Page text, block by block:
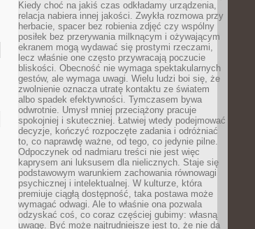
Kiedy choć na jakiś czas odkładamy urządzenia,
relacja nabiera innej jakości. Zwykła rozmowa przy
herbacie, spacer bez robienia zdjęć czy wspólny
posiłek bez przerywania milknącym i ożywającym
ekranem mogą wydawać się prostymi rzeczami,
lecz właśnie one często przywracają poczucie
bliskości. Obecność nie wymaga spektakularnych
gestów, ale wymaga uwagi. Wielu ludzi boi się, że
zwolnienie oznacza utratę kontaktu ze światem
albo spadek efektywności. Tymczasem bywa
odwrotnie. Umysł mniej przeciążony pracuje
spokojniej i skuteczniej. Łatwiej wtedy podejmować
decyzje, kończyć rozpoczęte zadania i odróżniać
to, co naprawdę ważne, od tego, co jedynie pilne.
Odpoczynek od nadmiaru treści nie jest więc
kaprysem ani luksusem dla nielicznych. Staje się
podstawowym warunkiem zachowania równowagi
psychicznej i intelektualnej. W kulturze, która
premiuje ciągłą dostępność, taka postawa może
wymagać odwagi. Ale to właśnie ona pozwala
odzyskać coś, co coraz częściej gubimy: własną
uwagę. Być może najtrudniejsze jest to, że nie da